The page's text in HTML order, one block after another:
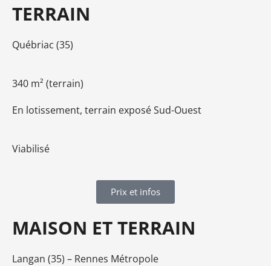
TERRAIN
Québriac (35)
340 m² (terrain)
En lotissement, terrain exposé Sud-Ouest
Viabilisé
Prix et infos
MAISON ET TERRAIN
Langan (35) – Rennes Métropole